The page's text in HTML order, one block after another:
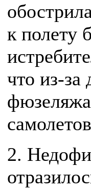
к полету
что из-за
фюзеляжа
2.